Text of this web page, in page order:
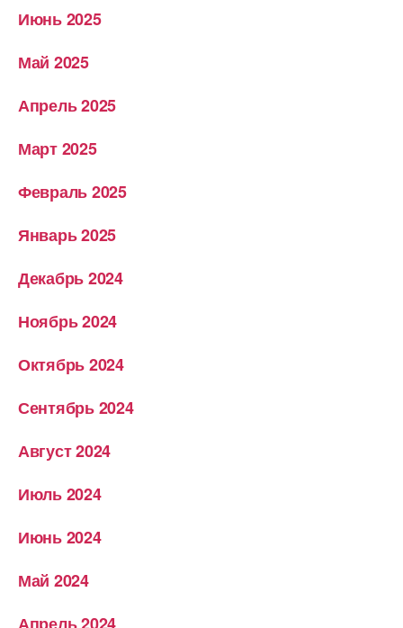
Июнь 2025
Май 2025
Апрель 2025
Март 2025
Февраль 2025
Январь 2025
Декабрь 2024
Ноябрь 2024
Октябрь 2024
Сентябрь 2024
Август 2024
Июль 2024
Июнь 2024
Май 2024